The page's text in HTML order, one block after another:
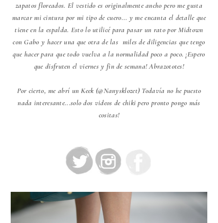
zapatos floreados. El vestido es originalmente ancho pero me gusta
marcar mi cintura por mi tipo de cuero... y me encanta el detalle que
tiene en la espalda. Esto lo utilicé para pasar un rato por Midtown
con Gabo y hacer una que otra de las miles de diligencias que tengo
que hacer para que todo vuelva a la normalidad poco a poco. ¡Espero
que disfruten el viernes y fin de semana! Abrazototes!
Por cierto, me abrí un Keek (@Nanysklozet) Todavía no he puesto
nada interesante...solo dos videos de chiki pero pronto pongo más
cositas!